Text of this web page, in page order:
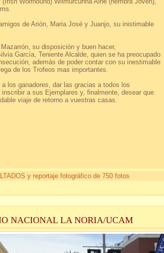
de Arión, Maria José y Juanjo, su inistimable
su disposición y buen hacer,
García, Teniente Alcalde, quien se ha preocupado
además de poder contar con su inestimable
de los Trofeos mas importantes.
los ganadores, dar las gracias a todos los
a sus Ejemplares y, finalmente, desear que
viaje de retorno a vuestras casas.
y reportaje fotográfico de 750 fotos
NACIONAL LA NORIA/UCAM